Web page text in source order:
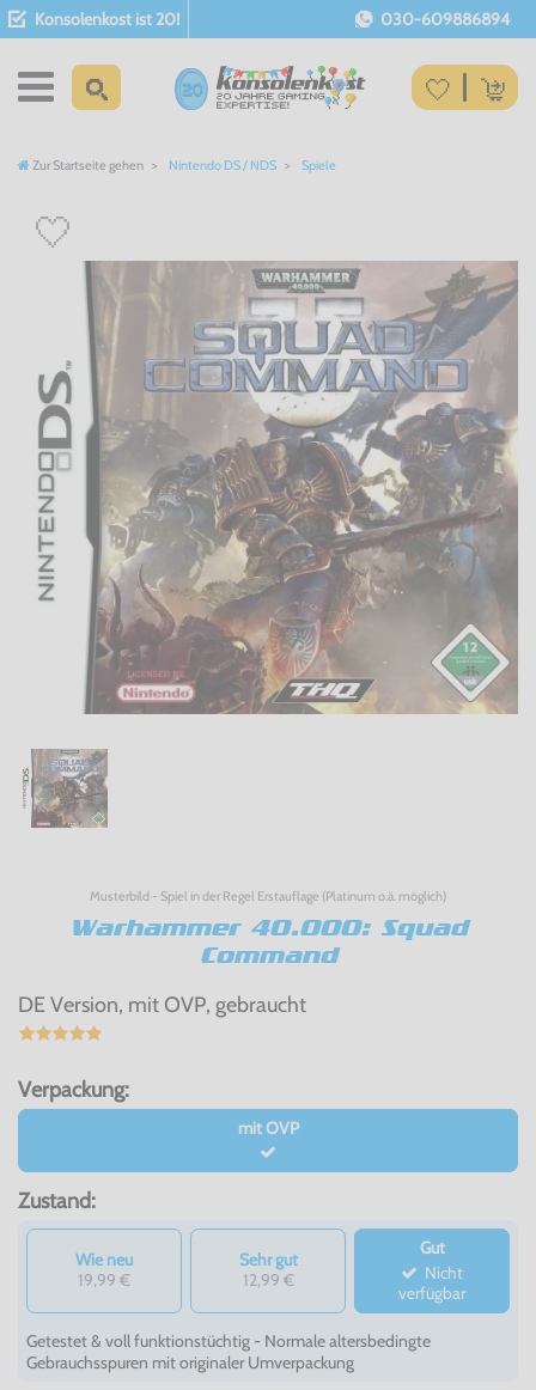
Konsolenkost ist 20! 030-609886894
Zur Startseite gehen Nintendo DS / NDS Spiele
Musterbild - Spiel in der Regel Erstauflage (Platinum o.ä. möglich)
Warhammer 40.000: Squad
Command
DE Version, mit OVP, gebraucht
Verpackung:
mit OVP
Zustand:
Wie neu
19,99 €
Sehr gut
12,99 €
Gut
verfügbar
Getestet & voll funktionstüchtig - Normale altersbedingte
Gebrauchsspuren mit originaler Umverpackung